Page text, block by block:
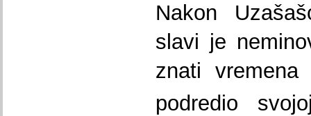
Nakon
slavi je
znati
podredio